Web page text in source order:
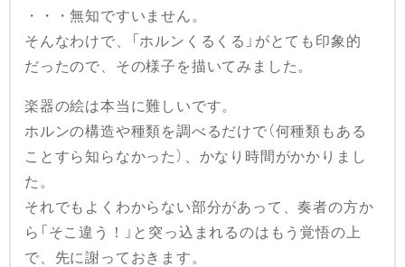
・・・無知ですいません。
そんなわけで、「ホルンくるくる」がとても印象的
だったので、その様子を描いてみました。
楽器の絵は本当に難しいです。
ホルンの構造や種類を調べるだけで（何種類もある
ことすら知らなかった）、かなり時間がかかりまし
た。
それでもよくわからない部分があって、奏者の方か
ら「そこ違う！」と突っ込まれるのはもう覚悟の上
で、先に謝っておきます。